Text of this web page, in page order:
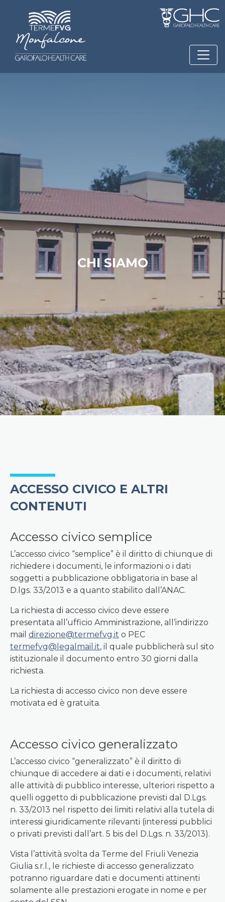
CHI SIAMO
ACCESSO CIVICO E ALTRI
CONTENUTI
Accesso civico semplice
L’accesso civico “semplice” è il diritto di chiunque di
richiedere i documenti, le informazioni o i dati
soggetti a pubblicazione obbligatoria in base al
D.lgs. 33/2013 e a quanto stabilito dall’ANAC.
La richiesta di accesso civico deve essere
presentata all’ufficio Amministrazione, all’indirizzo
mail direzione@termefvg.it o PEC
termefvg@legalmail.it, il quale pubblicherà sul sito
istituzionale il documento entro 30 giorni dalla
richiesta.
La richiesta di accesso civico non deve essere
motivata ed è gratuita.
Accesso civico generalizzato
L’accesso civico “generalizzato” è il diritto di
chiunque di accedere ai dati e i documenti, relativi
alle attività di pubblico interesse, ulteriori rispetto a
quelli oggetto di pubblicazione previsti dal D.Lgs.
n. 33/2013 nel rispetto dei limiti relativi alla tutela di
interessi giuridicamente rilevanti (interessi pubblici
o privati previsti dall’art. 5 bis del D.Lgs. n. 33/2013).
Vista l’attività svolta da Terme del Friuli Venezia
Giulia s.r.l., le richieste di accesso generalizzato
potranno riguardare dati e documenti attinenti
solamente alle prestazioni erogate in nome e per